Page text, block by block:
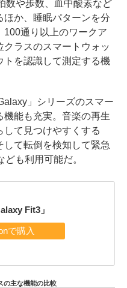
数や歩数、血中酸素など
ほか、睡眠パターンを分
通り以上のワークア
クラスのスマートウォッ
トを認識して測定する機
」シリーズのスマー
機能も充実。音楽の再生
て見つけやすくする
して転倒を検知して緊急
も利用可能だ。
Fit3」
の主な機能の比較